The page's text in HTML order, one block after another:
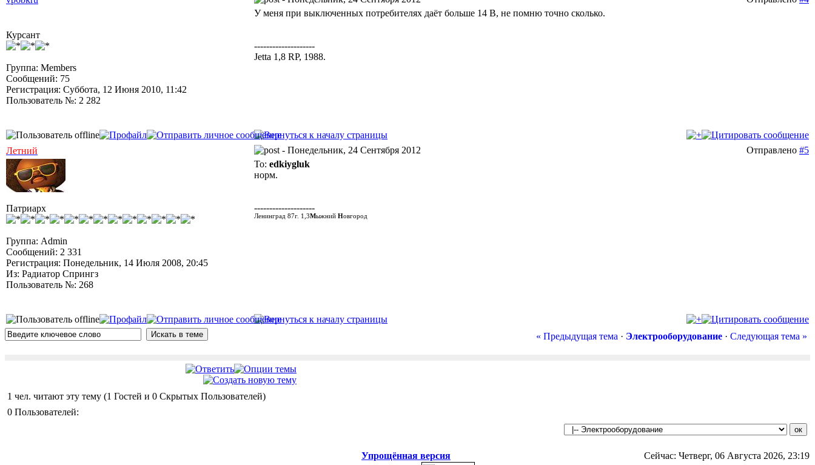
Курсант
Группа: Members
Сообщений: 75
Регистрация: Суббота, 12 Июня 2010, 11:42
Пользователь №: 2 282
У меня при выключенных потребителях даёт больше 14 В, не помню точно сколько.
--------------------
Jetta 1,8 RP, 1988.
Летний - Понедельник, 24 Сентября 2012 Отправлено #5
Патриарх
Группа: Admin
Сообщений: 2 331
Регистрация: Понедельник, 14 Июля 2008, 20:45
Из: Радиатор Спрингз
Пользователь №: 268
To: edkiygluk
норм.
--------------------
Ленинград 87г. 1,3Мыжний Новгород
« Предыдущая тема · Электрооборудование · Следующая тема »
1 чел. читают эту тему (1 Гостей и 0 Скрытых Пользователей)
0 Пользователей:
Упрощённая версия Сейчас: Четверг, 06 Августа 2026, 23:19